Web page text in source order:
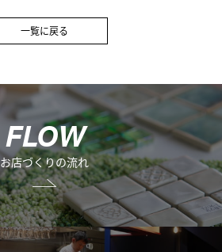
一覧に戻る
FLOW
お店づくりの流れ